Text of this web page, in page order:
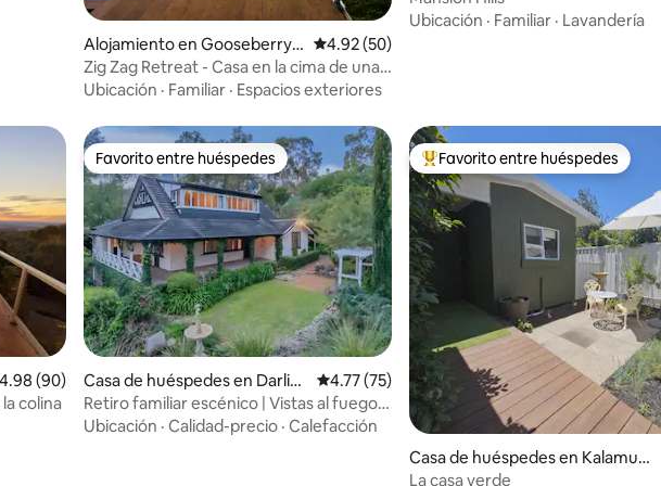
Alojamiento en Gooseberry
Hill
Calificación promedio: 4.92 de 5, 50 reseñas
4.92 (50)
Zig Zag Retreat - Casa en la cima de una
colina con vistas impresionantes
Ubicación · Familiar · Espacios exteriores
Ubicación · Familiar · Lavandería
promedio: 4.98 de 5, 90 reseñas
4.98 (90)
colina
Favorito entre huéspedes
Favorito entre huéspedes
Casa de huéspedes en Darlin
gton
Calificación promedio: 4.77 de 5, 75 reseñas
4.77 (75)
Retiro familiar escénico | Vistas al fuego,
al bosque y a la ciudad
Ubicación · Calidad-precio · Calefacción
Favorito entre huéspedes preferido
Favorito entre huéspedes
Casa de huéspedes en Kalamun
da
La casa verde